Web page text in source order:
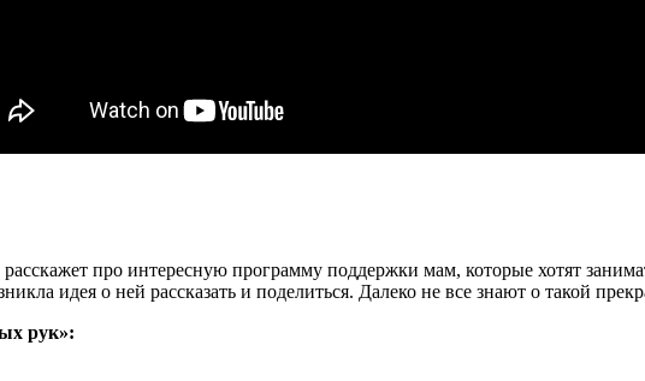
про интересную программу поддержки мам, которые хотят
идея о ней рассказать и поделиться. Далеко не все знают о такой
рук»: